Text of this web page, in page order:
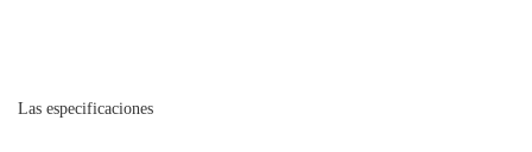
Las especificaciones